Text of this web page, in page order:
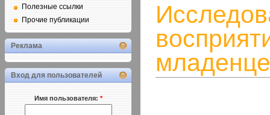
Полезные ссылки
Прочие публикации
Реклама
Вход для пользователей
Имя пользователя: *